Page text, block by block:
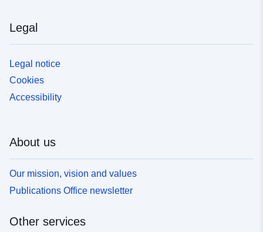
Legal
Legal notice
Cookies
Accessibility
About us
Our mission, vision and values
Publications Office newsletter
Other services